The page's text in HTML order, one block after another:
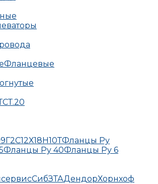
Фланцевые
СТ.20
12Х18Н10ТФланцы Ру
Фланцы Ру 40Фланцы Ру 6
СибЗТАДендорХорнхоф